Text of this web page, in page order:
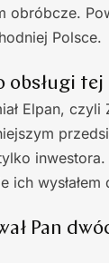
obróbcze.
Polsce.
obsługi
Elpan,
ich
Pan